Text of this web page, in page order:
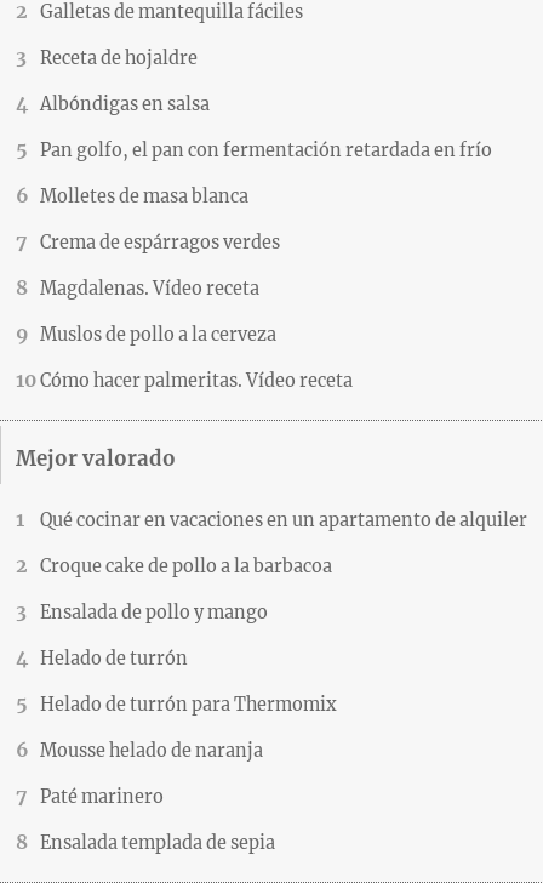
Galletas de mantequilla fáciles
Receta de hojaldre
Albóndigas en salsa
Pan golfo, el pan con fermentación retardada en frío
Molletes de masa blanca
Crema de espárragos verdes
Magdalenas. Vídeo receta
Muslos de pollo a la cerveza
Cómo hacer palmeritas. Vídeo receta
Mejor valorado
Qué cocinar en vacaciones en un apartamento de alquiler
Croque cake de pollo a la barbacoa
Ensalada de pollo y mango
Helado de turrón
Helado de turrón para Thermomix
Mousse helado de naranja
Paté marinero
Ensalada templada de sepia